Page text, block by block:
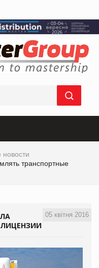
новости
транспортные
05 квітня 2016